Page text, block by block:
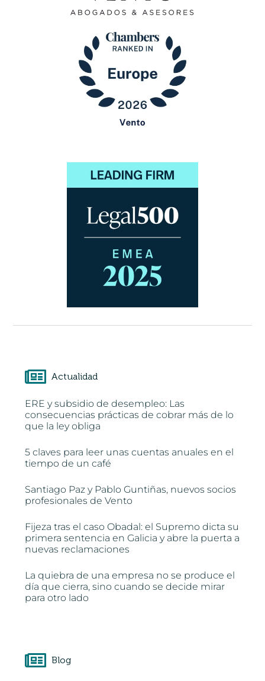
Actualidad
ERE y subsidio de desempleo: Las
consecuencias prácticas de cobrar más de lo
que la ley obliga
5 claves para leer unas cuentas anuales en el
tiempo de un café
Santiago Paz y Pablo Guntiñas, nuevos socios
profesionales de Vento
Fijeza tras el caso Obadal: el Supremo dicta su
primera sentencia en Galicia y abre la puerta a
nuevas reclamaciones
La quiebra de una empresa no se produce el
día que cierra, sino cuando se decide mirar
para otro lado
Blog